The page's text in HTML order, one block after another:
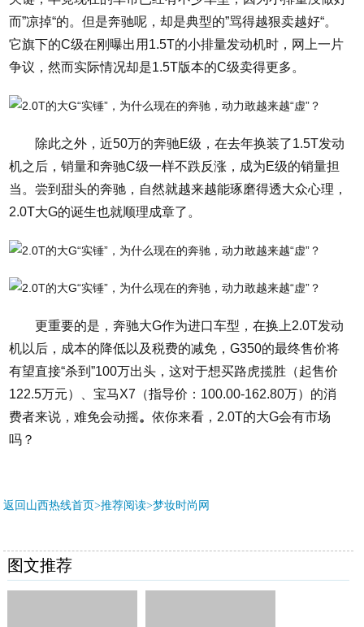
而”凉掉“的。但是奔驰呢，却是典型的”骂得越狠卖越好“。
它旗下的C级在刚曝出用1.5T的小排量发动机时，网上一片
争议，然而实际情况却是1.5T版本的C级卖得更多。
除此之外，近50万的奔驰E级，在去年换装了1.5T发动
机之后，销量和奔驰C级一样不跌反涨，成为E级的销量担
当。尝到甜头的奔驰，自然就越来越能琢磨得透大众心理，
2.0T大G的诞生也就顺理成章了。
更重要的是，奔驰大G作为进口车型，在换上2.0T发动
机以后，成本的降低以及税费的减免，G350的最终售价将
有望直接“杀到”100万出头，这对于想买路虎揽胜（起售价
122.5万元）、宝马X7（指导价：100.00-162.80万）的消
费者来说，难免会动摇。 依你来看，2.0T的大G会有市场
吗？
返回山西热线首页>推荐阅读>梦妆时尚网
图文推荐